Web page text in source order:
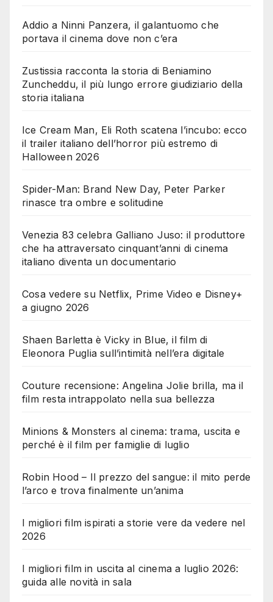
Addio a Ninni Panzera, il galantuomo che
portava il cinema dove non c’era
Zustissia racconta la storia di Beniamino
Zuncheddu, il più lungo errore giudiziario della
storia italiana
Ice Cream Man, Eli Roth scatena l’incubo: ecco
il trailer italiano dell’horror più estremo di
Halloween 2026
Spider-Man: Brand New Day, Peter Parker
rinasce tra ombre e solitudine
Venezia 83 celebra Galliano Juso: il produttore
che ha attraversato cinquant’anni di cinema
italiano diventa un documentario
Cosa vedere su Netflix, Prime Video e Disney+
a giugno 2026
Shaen Barletta è Vicky in Blue, il film di
Eleonora Puglia sull’intimità nell’era digitale
Couture recensione: Angelina Jolie brilla, ma il
film resta intrappolato nella sua bellezza
Minions & Monsters al cinema: trama, uscita e
perché è il film per famiglie di luglio
Robin Hood – Il prezzo del sangue: il mito perde
l’arco e trova finalmente un’anima
I migliori film ispirati a storie vere da vedere nel
2026
I migliori film in uscita al cinema a luglio 2026:
guida alle novità in sala